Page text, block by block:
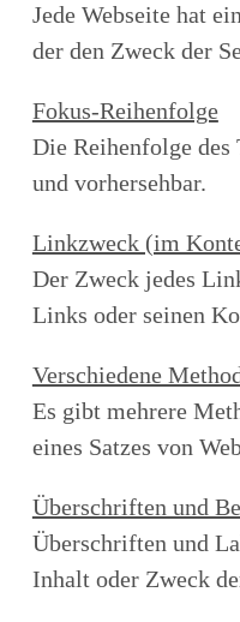
Jede Webseite hat
der den Zweck der
Fokus-Reihenfolge
Die Reihenfolge
und vorhersehbar.
Linkzweck (im
Der Zweck jedes
Links oder seinen
Verschiedene
Es gibt mehrere
eines Satzes von
Überschriften und
Überschriften und
Inhalt oder Zweck